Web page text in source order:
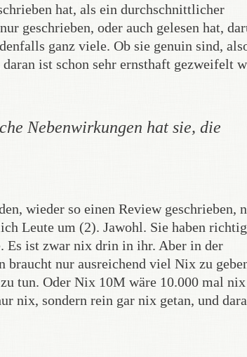
hat, als ein durchschnittlicher
geschrieben, oder auch gelesen hat,
ganz viele. Ob sie genuin sind,
ist schon sehr ernsthaft gezweifelt
Nebenwirkungen hat sie, die
wieder so einen Review geschrieben,
Leute um (2). Jawohl. Sie haben
Es ist zwar nix drin in ihr. Aber in der
nur ausreichend viel Nix zu
tun. Oder Nix 10M wäre 10.000 mal
nix, sondern rein gar nix getan, und